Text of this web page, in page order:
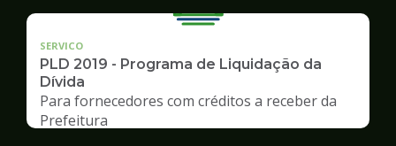
SERVICO
PLD 2019 - Programa de Liquidação da
Dívida
Para fornecedores com créditos a receber da
Prefeitura